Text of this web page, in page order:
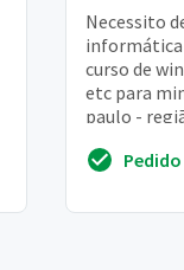
Necessito
informática
curso de
etc para
paulo -